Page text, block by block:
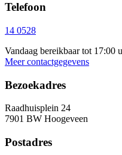
Telefoon
14 0528
Vandaag bereikbaar tot 17:00
Meer contactgegevens
Bezoekadres
Raadhuisplein 24
7901 BW Hoogeveen
Postadres